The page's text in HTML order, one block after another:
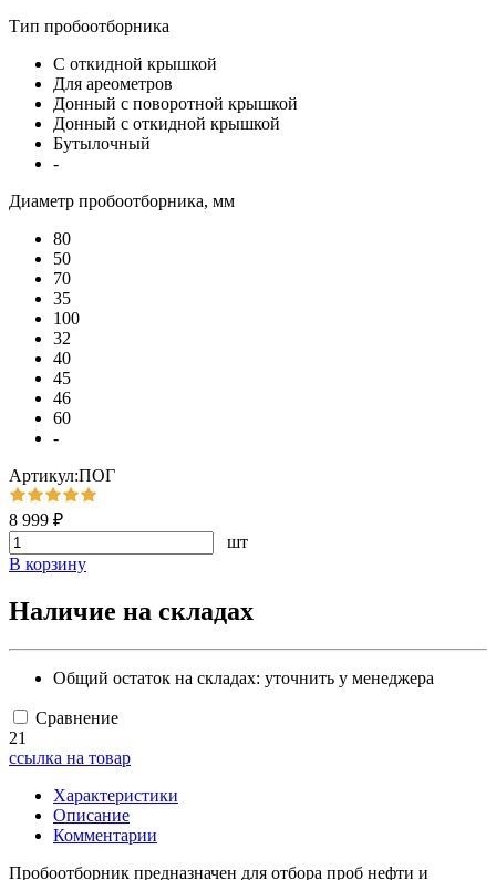
Тип пробоотборника
С откидной крышкой
Для ареометров
Донный с поворотной крышкой
Донный с откидной крышкой
Бутылочный
-
Диаметр пробоотборника, мм
80
50
70
35
100
32
40
45
46
60
-
Артикул:ПОГ
8 999 ₽
шт
В корзину
Наличие на складах
Общий остаток на складах: уточнить у менеджера
Сравнение
21
ссылка на товар
Характеристики
Описание
Комментарии
Пробоотборник предназначен для отбора проб нефти и